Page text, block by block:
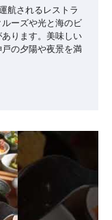
航されるレストラ
ーズや光と海のビ
ります。美味しい
の夕陽や夜景を満